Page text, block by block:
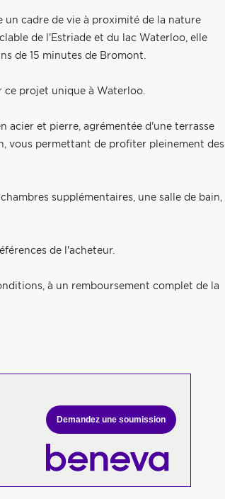
cadre de vie à proximité de la nature
de l'Estriade et du lac Waterloo, elle
de 15 minutes de Bromont.
ce projet unique à Waterloo.
acier et pierre, agrémentée d'une terrasse
vous permettant de profiter pleinement des
supplémentaires, une salle de bain,
de l'acheteur.
à un remboursement complet de la
Demandez une soumission